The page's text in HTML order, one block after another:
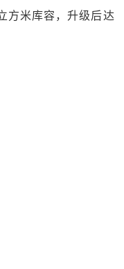
方米库容，升级后达